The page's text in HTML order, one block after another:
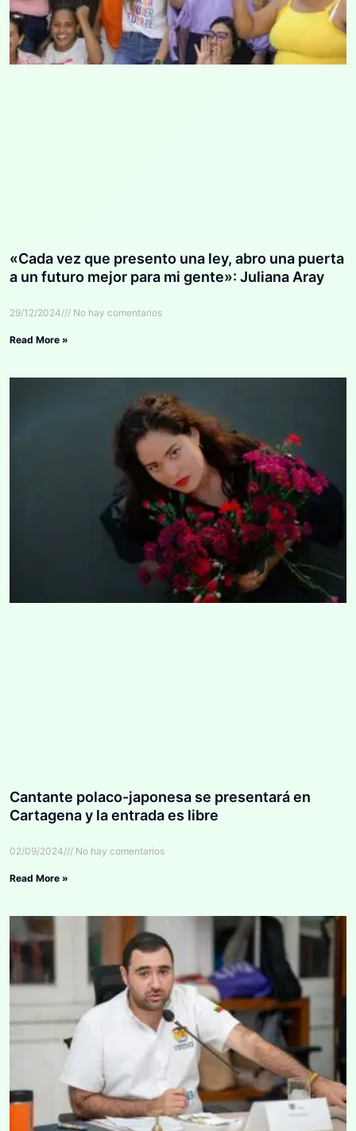
«Cada vez que presento una ley, abro una puerta
a un futuro mejor para mi gente»: Juliana Aray
29/12/2024 No hay comentarios
Read More »
Cantante polaco-japonesa se presentará en
Cartagena y la entrada es libre
02/09/2024 No hay comentarios
Read More »